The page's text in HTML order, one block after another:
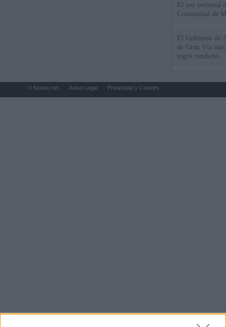
El uso personal
Comunidad de
El Gobierno de
de Gran Vía
logró venderlo
© Kiosko.net Aviso Legal Privacidad y Cookies